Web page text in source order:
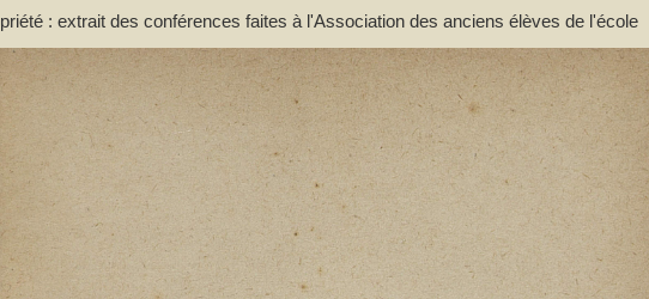
: extrait des conférences faites à l'Association des anciens élèves de l'école
- Lacassagne, A.. Auteur